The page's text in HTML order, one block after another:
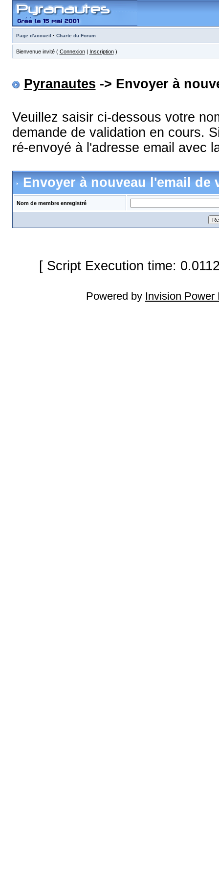
Page d'accueil · Charte du Forum
Bienvenue invité ( Connexion| Inscription)
Pyranautes -> Envoyer à
Veuillez saisir ci-dessous votre
demande de validation en cours.
ré-envoyé à l'adresse email avec
Envoyer à nouveau l'email de
Nom de membre enregistré
[ Script Execution time:
Powered by Invision Power